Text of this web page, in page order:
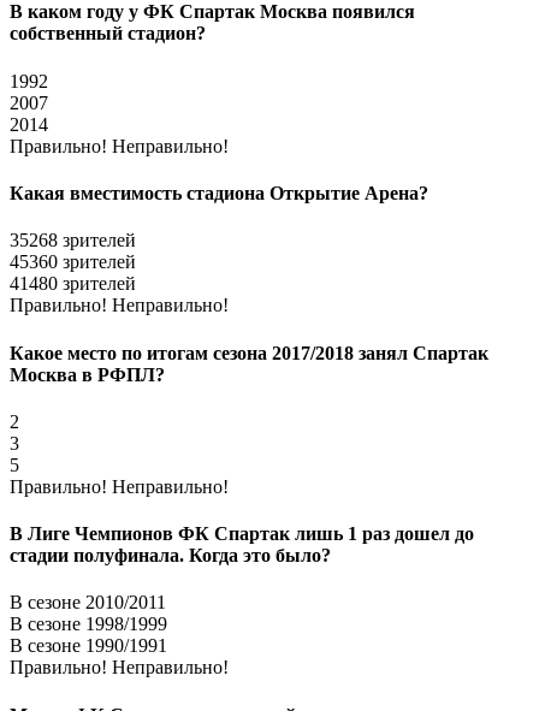
В каком году у ФК Спартак Москва появился
собственный стадион?
1992
2007
2014
Правильно! Неправильно!
Какая вместимость стадиона Открытие Арена?
35268 зрителей
45360 зрителей
41480 зрителей
Правильно! Неправильно!
Какое место по итогам сезона 2017/2018 занял Спартак
Москва в РФПЛ?
2
3
5
Правильно! Неправильно!
В Лиге Чемпионов ФК Спартак лишь 1 раз дошел до
стадии полуфинала. Когда это было?
В сезоне 2010/2011
В сезоне 1998/1999
В сезоне 1990/1991
Правильно! Неправильно!